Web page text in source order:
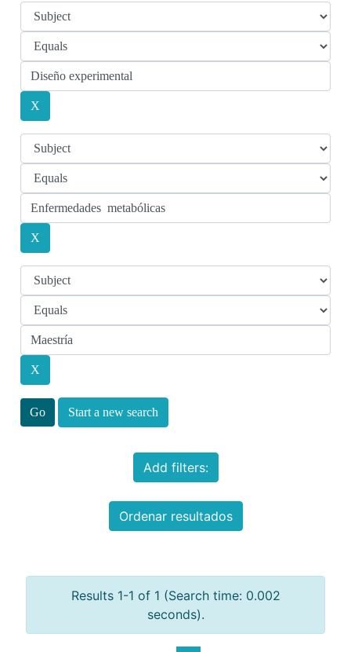
Start a new search
Add filters:
Ordenar resultados
Results 1-1 of 1 (Search time: 0.002
seconds).